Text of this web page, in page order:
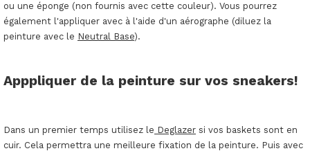
ou une éponge (non fournis avec cette couleur). Vous pourrez
également l'appliquer avec à l'aide d'un aérographe (diluez la
peinture avec le Neutral Base).
Apppliquer de la peinture sur vos sneakers!
Dans un premier temps utilisez le Deglazer si vos baskets sont en
cuir. Cela permettra une meilleure fixation de la peinture. Puis avec